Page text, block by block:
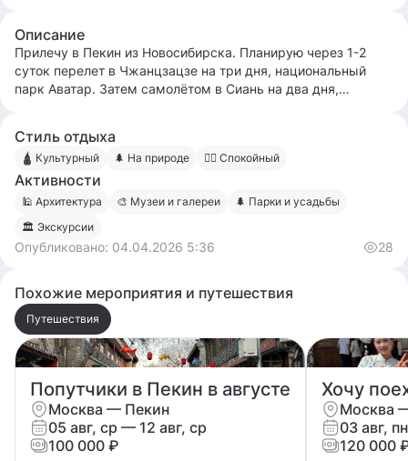
Описание
Прилечу в Пекин из Новосибирска. Планирую через 1-2
суток перелет в Чжанцзацзе на три дня, национальный
парк Аватар. Затем самолётом в Сиань на два дня,
прилетать из любого города, встретимся в Пекине.
Стиль отдыха
🛕 Культурный 🌲 На природе 🧍‍♂️ Спокойный
Активности
🕌 Архитектура 🎨 Музеи и галереи
🌲 Парки и усадьбы
🏛 Экскурсии
Опубликовано: 04.04.2026 5:36 28
Похожие мероприятия и путешествия
Путешествия
Попутчики в Пекин в августе
Москва — Пекин
05 авг, ср — 12 авг, ср
100 000 ₽
Москва
03 авг,
120 000